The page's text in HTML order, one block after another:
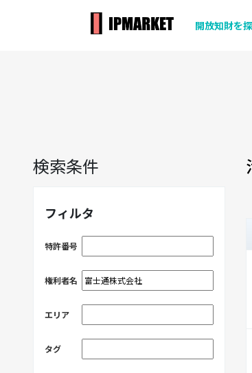
開放知財を
検索条件
フィルタ
特許番号
権利者名
エリア
タグ